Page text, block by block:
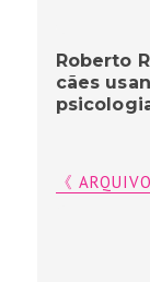
Roberto
cães
《